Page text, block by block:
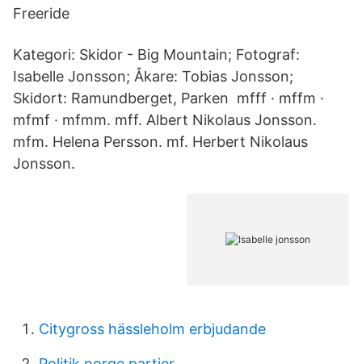
Freeride
Kategori: Skidor - Big Mountain; Fotograf:
Isabelle Jonsson; Åkare: Tobias Jonsson;
Skidort: Ramundberget, Parken mfff · mffm ·
mfmf · mfmm. mff. Albert Nikolaus Jonsson.
mfm. Helena Persson. mf. Herbert Nikolaus
Jonsson.
Citygross hässleholm erbjudande